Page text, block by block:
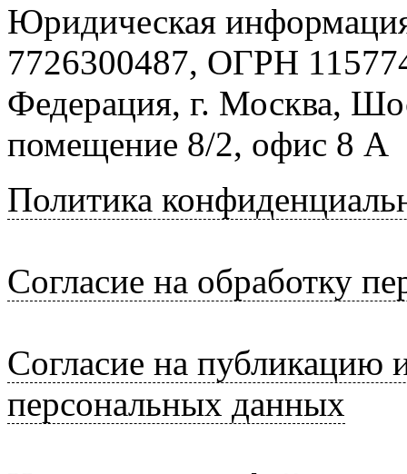
Юридическая
7726300487, ОГРН
Федерация, г. Москва,
помещение 8/2, офис 8 А
Политика
Согласие на обработку
Согласие на публикацию
персональных данных